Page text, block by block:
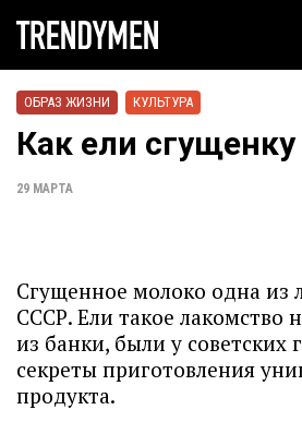
ОБРАЗ ЖИЗНИ КУЛЬТУРА
Как ели
29 МАРТА
Сгущенное молоко одна из
СССР. Ели такое лакомство
из банки, были у советских
секреты приготовления
продукта.